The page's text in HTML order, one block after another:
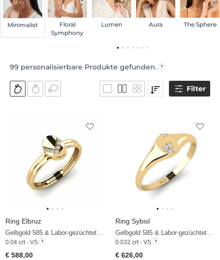
Minimalist
Floral
Symphony
Lumen Aura The Sphere
99 personalisierbare Produkte gefunden.
Filter
Ring Elbruz
Gelbgold 585 & Labor-gezüchteter Diamant
0.04 crt - VS
€ 588,00
Ring Sybisl
Gelbgold 585 & Labor-gezüchteter Diamant
0.032 crt - VS
€ 626,00